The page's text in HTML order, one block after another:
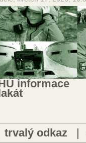
informace
trvalý odkaz |